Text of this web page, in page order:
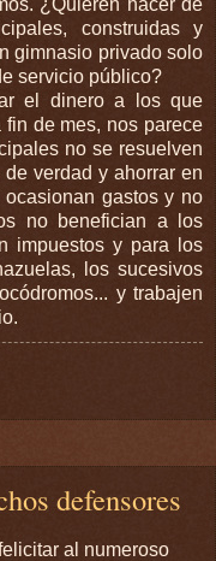
¿Quieren hacer de
construidas y
gimnasio privado solo
servicio público?
el dinero a los que
de mes, nos parece
no se resuelven
verdad y ahorrar en
ocasionan gastos y no
no benefician a los
impuestos y para los
los sucesivos
y trabajen
defensores
al numeroso